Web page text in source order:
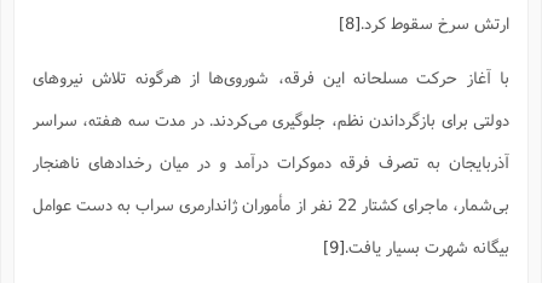
ارتش سرخ سقوط کرد.[8]
با آغاز حرکت مسلحانه این فرقه، شوروی‌ها از هر‌گونه تلاش نیروهای
دولتی برای بازگرداندن نظم، جلوگیری می‌کردند. در مدت سه هفته، سراسر
آذربایجان به تصرف فرقه دموکرات درآمد و در میان رخدادهای ناهنجار
بی‌شمار، ماجرای کشتار 22 نفر از مأموران ژاندارمری سراب به دست عوامل
بیگانه شهرت بسیار یافت.[9]